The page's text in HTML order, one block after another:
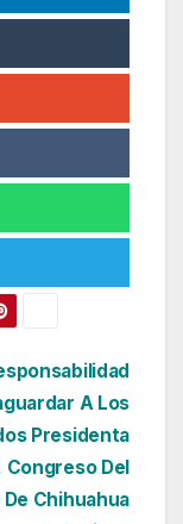
A Los
Presidenta
Congreso Del
De Chihuahua